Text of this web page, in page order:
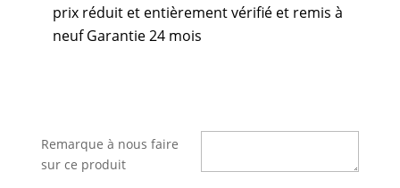
prix réduit et entièrement vérifié et remis à
neuf Garantie 24 mois
Remarque à nous faire
sur ce produit